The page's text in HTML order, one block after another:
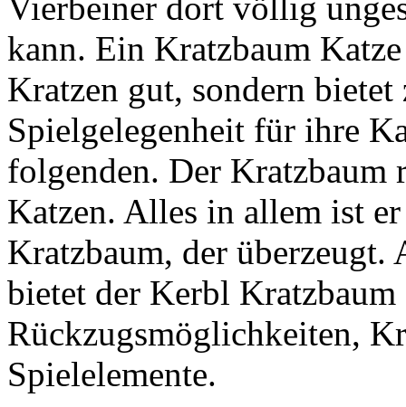
kann. Ein Kratzbaum
Kratzen gut, sondern
Spielgelegenheit für ihre
folgenden. Der Kratzbaum
Katzen. Alles in allem ist
Kratzbaum, der
bietet der Kerbl
Rückzugsmöglichkeiten,
Spielelemente.